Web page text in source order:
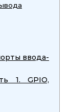
ввода-
1. GPIO,